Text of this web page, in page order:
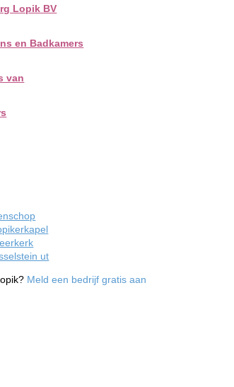
Lopik BV
en Badkamers
van
ut
Meld een bedrijf gratis aan